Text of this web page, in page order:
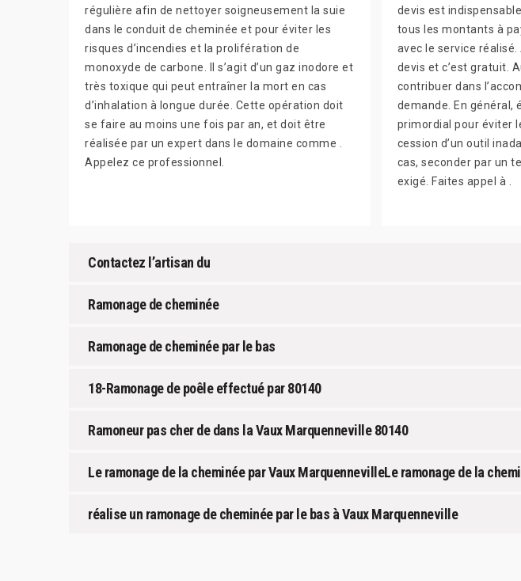
régulière afin de nettoyer soigneusement la suie
dans le conduit de cheminée et pour éviter les
risques d’incendies et la prolifération de
monoxyde de carbone. Il s’agit d’un gaz inodore et
très toxique qui peut entraîner la mort en cas
d’inhalation à longue durée. Cette opération doit
se faire au moins une fois par an, et doit être
réalisée par un expert dans le domaine comme .
Appelez ce professionnel.
devis est
tous les montants à
avec le service
devis et c’est gratuit.
contribuer dans
demande. En général,
primordial pour éviter
cession d’un outil
cas, seconder par un
exigé. Faites appel à .
Contactez l’artisan du
Ramonage de cheminée
Ramonage de cheminée par le bas
18-Ramonage de poêle effectué par 80140
Ramoneur pas cher de dans la Vaux Marquenneville 80140
Le ramonage de la cheminée par Vaux MarquennevilleLe ramonage de la
réalise un ramonage de cheminée par le bas à Vaux Marquenneville